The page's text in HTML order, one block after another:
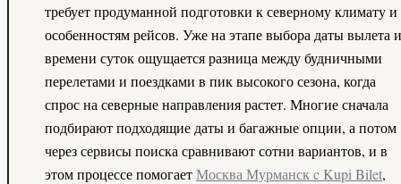
требует продуманной подготовки к северному климату и
особенностям рейсов. Уже на этапе выбора даты вылета и
времени суток ощущается разница между будничными
перелетами и поездками в пик высокого сезона, когда
спрос на северные направления растет. Многие сначала
подбирают подходящие даты и багажные опции, а потом
через сервисы поиска сравнивают сотни вариантов, и в
этом процессе помогаетМосква Мурманск c Kupi Bilet,